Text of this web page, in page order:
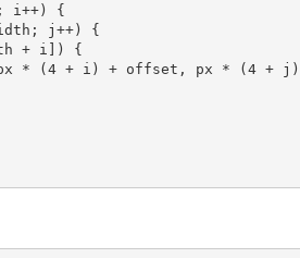
; i ++)
{
; j ++)
{
+ i ])
{
* (4 + i ) + offset , px * (4 + j )